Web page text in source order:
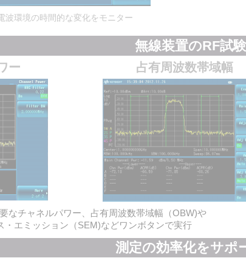
波環境の時間的な変化をモニター
無線装置のRF試験
ー 占有周波数帯域幅
なチャネルパワー、占有周波数帯域幅（OBW)や
・エミッション（SEM)などワンボタンで実行
測定の効率化をサポ